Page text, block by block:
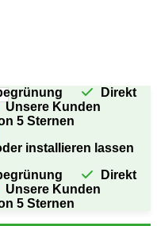
Direkt
Unsere Kunden
5 Sternen
installieren lassen
Direkt
Unsere Kunden
5 Sternen